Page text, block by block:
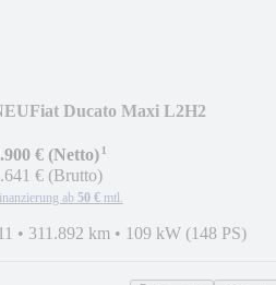
Fiat Ducato Maxi L2H2
€ (Netto)¹
€ (Brutto)
ab 50 € mtl.
• 311.892 km • 109 kW (148 PS)